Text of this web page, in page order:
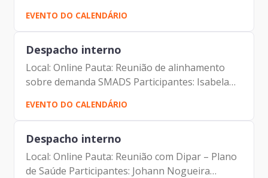
Domingues Moure Varela Johann Nogueira
Dantas Mauricio Goncalves Pimentel Carlos
Alberto da Silva Paulo...
EVENTO DO CALENDÁRIO
Despacho interno
Local: Online Pauta: Reunião de alinhamento
sobre demanda SMADS Participantes: Isabela
Domingues Moure Varela Johann Nogueira
Dantas Mauricio Goncalves Pimentel Carlos
Alberto da Silva Paulo...
EVENTO DO CALENDÁRIO
Despacho interno
Local: Online Pauta: Reunião com Dipar – Plano
de Saúde Participantes: Johann Nogueira